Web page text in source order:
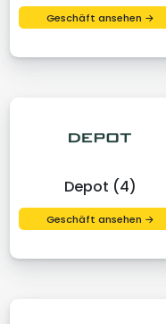
Geschäft ansehen →
Depot (4)
Geschäft ansehen →